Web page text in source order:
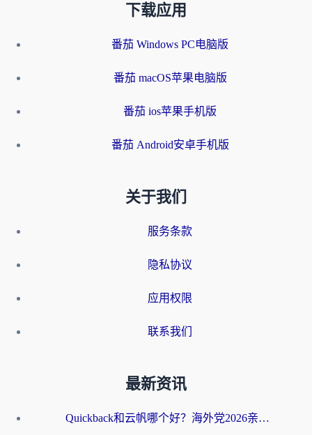
下载应用
番茄 Windows PC电脑版
番茄 macOS苹果电脑版
番茄 ios苹果手机版
番茄 Android安卓手机版
关于我们
服务条款
隐私协议
应用权限
联系我们
最新资讯
Quickback和云帆哪个好？海外党2026亲测指南：选对加速器大陆工具，无缝刷国内剧玩国服